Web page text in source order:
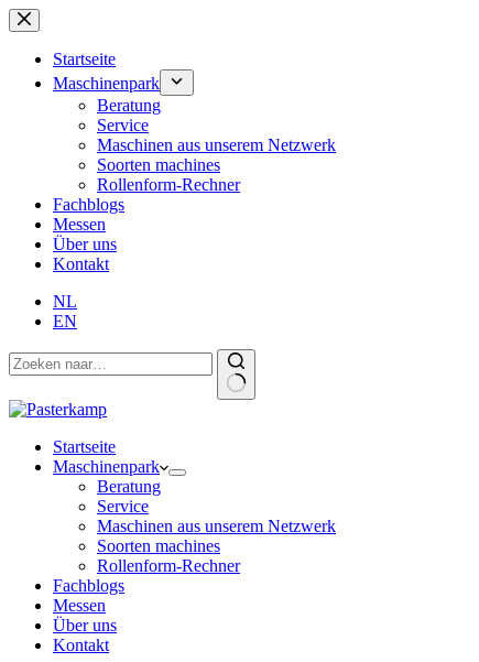
Zum
Inhalt
springenStartseite
Maschinenpark
Beratung
Service
Maschinen aus unserem Netzwerk
Soorten machines
Rollenform-Rechner
Fachblogs
Messen
Über uns
Kontakt
NL
EN
Startseite
Maschinenpark
Beratung
Service
Maschinen aus unserem Netzwerk
Soorten machines
Rollenform-Rechner
Fachblogs
Messen
Über uns
Kontakt